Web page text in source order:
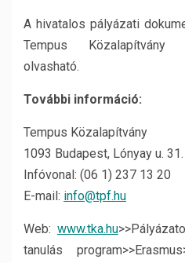
A hivatalos pályázati
Tempus
olvasható.
További információ:
Tempus Közalapítvány
1093 Budapest, Lónyay u. 31.
Infóvonal: (06 1) 237 13 20
E-mail: info@tpf.hu
Web: www.tka.hu
tanulás